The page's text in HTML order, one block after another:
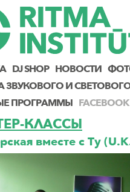
DJ SHOP НОВОСТИ
ЗВУКОВОГО И
ПРОГРАММЫ FACEBOOK
КЛАССЫ
вместе с Ту